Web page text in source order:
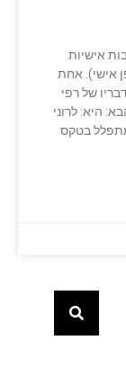
אישיות
אישי). אחת
של רפי
היא: לרוני
בטקס